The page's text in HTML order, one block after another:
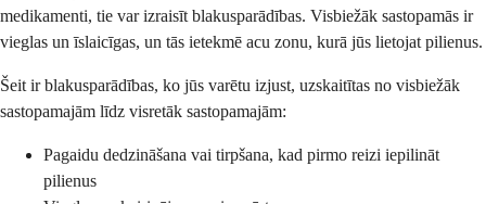
medikamenti, tie var izraisīt blakusparādības. Visbiežāk sastopamās ir
vieglas un īslaicīgas, un tās ietekmē acu zonu, kurā jūs lietojat pilienus.
Šeit ir blakusparādības, ko jūs varētu izjust, uzskaitītas no visbiežāk
sastopamajām līdz visretāk sastopamajām:
Pagaidu dedzināšana vai tirpšana, kad pirmo reizi iepilināt
pilienus